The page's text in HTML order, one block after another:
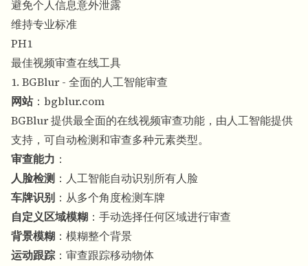
避免个人信息意外泄露
维持专业标准
PH1
最佳视频审查在线工具
1. BGBlur - 全面的人工智能审查
网站： bgblur.com
BGBlur 提供最全面的在线视频审查功能，由人工智能提供
支持，可自动检测和审查多种元素类型。
审查能力 ：
人脸检测 ：人工智能自动识别所有人脸
车牌识别 ：从多个角度检测车牌
自定义区域模糊 ：手动选择任何区域进行审查
背景模糊 ：模糊整个背景
运动跟踪 ：审查跟踪移动物体